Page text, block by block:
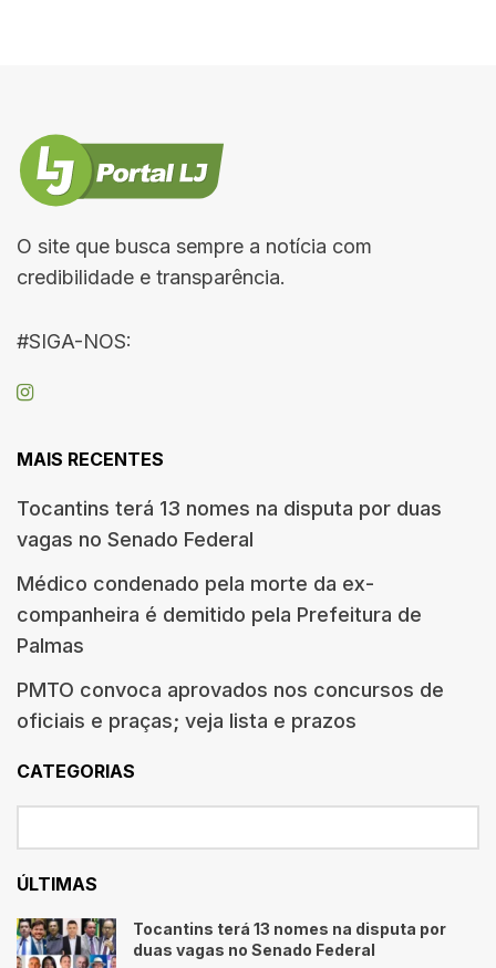
O site que busca sempre a notícia com
credibilidade e transparência.
#SIGA-NOS:
MAIS RECENTES
Tocantins terá 13 nomes na disputa por duas
vagas no Senado Federal
Médico condenado pela morte da ex-
companheira é demitido pela Prefeitura de
Palmas
PMTO convoca aprovados nos concursos de
oficiais e praças; veja lista e prazos
CATEGORIAS
ÚLTIMAS
Tocantins terá 13 nomes na disputa por
duas vagas no Senado Federal